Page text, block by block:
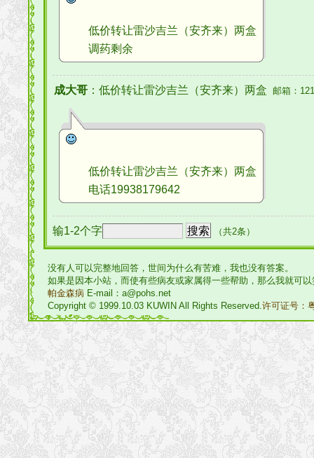
低价转让雷沙吉兰（安齐来）两盒
调药剩余
成大哥 ：低价转让雷沙吉兰（安齐来）两盒 邮箱：
低价转让雷沙吉兰（安齐来）两盒
电话19938179642
输1-2个字 （共2条）
没有人可以完整地回答，世间为什么有苦难，我也没有答案。
如果是因本小站，而使有些病友或家属得一些帮助，那么我就可
帕金森病 E-mail：a@pohs.net
Copyright © 1999.10.03 KUWIN All Rights Reserved.许可证号：